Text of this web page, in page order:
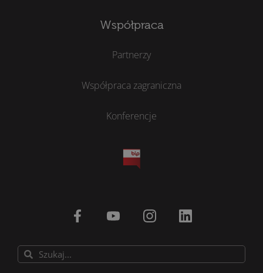
Współpraca
Partnerzy
Współpraca zagraniczna
Konferencje